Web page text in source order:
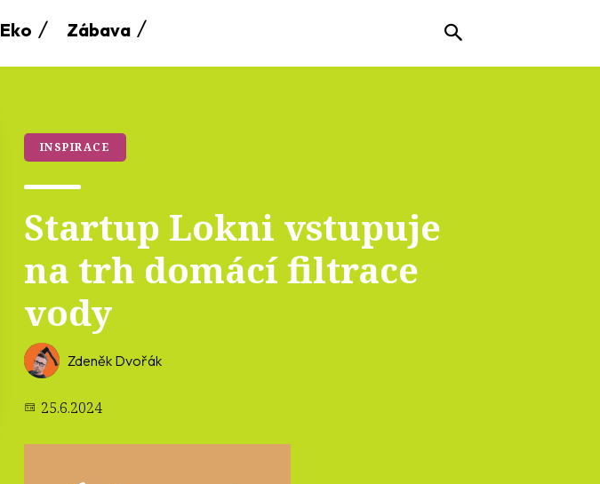
Eko Zábava
INSPIRACE
Startup Lokni vstupuje
na trh domácí filtrace
vody
Zdeněk Dvořák
25.6.2024